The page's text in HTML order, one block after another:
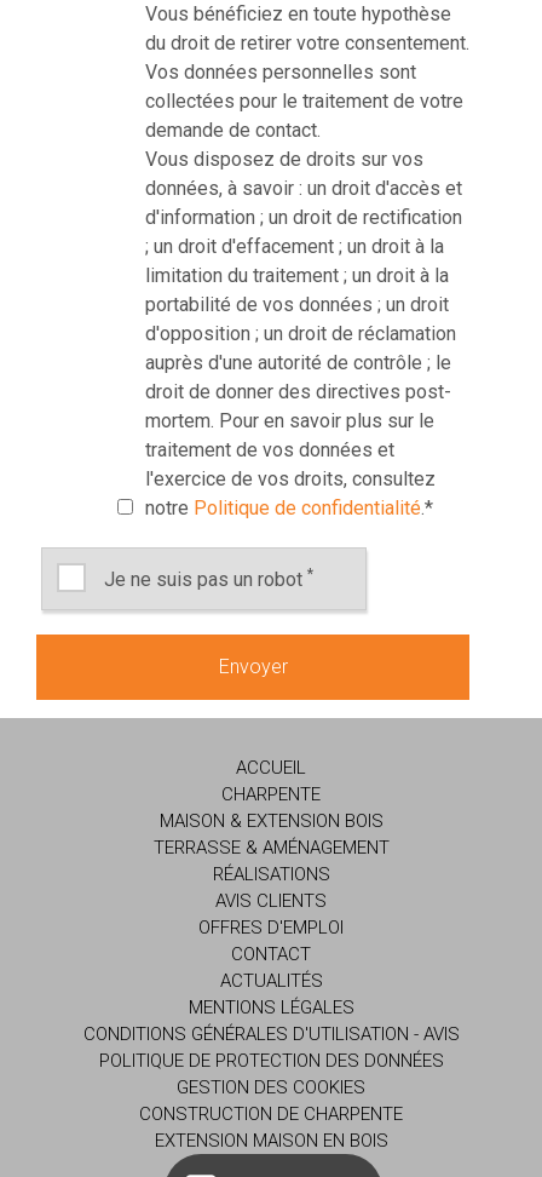
Vous bénéficiez en toute hypothèse
du droit de retirer votre consentement.
Vos données personnelles sont
collectées pour le traitement de votre
demande de contact.
Vous disposez de droits sur vos
données, à savoir : un droit d'accès et
d'information ; un droit de rectification
; un droit d'effacement ; un droit à la
limitation du traitement ; un droit à la
portabilité de vos données ; un droit
d'opposition ; un droit de réclamation
auprès d'une autorité de contrôle ; le
droit de donner des directives post-
mortem. Pour en savoir plus sur le
traitement de vos données et
l'exercice de vos droits, consultez
notre Politique de confidentialité.*
Je ne suis pas un robot *
ACCUEIL
CHARPENTE
MAISON & EXTENSION BOIS
TERRASSE & AMÉNAGEMENT
RÉALISATIONS
AVIS CLIENTS
OFFRES D'EMPLOI
CONTACT
ACTUALITÉS
MENTIONS LÉGALES
CONDITIONS GÉNÉRALES D'UTILISATION - AVIS
POLITIQUE DE PROTECTION DES DONNÉES
GESTION DES COOKIES
CONSTRUCTION DE CHARPENTE
EXTENSION MAISON EN BOIS